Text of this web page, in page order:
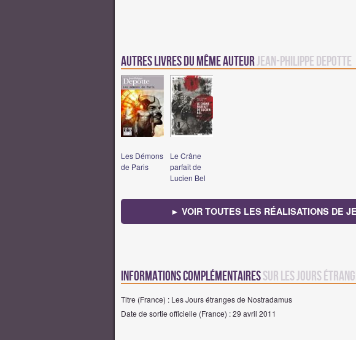
Autres Livres du même auteurJean-Philippe Depotte
Les Démons
de Paris
Le Crâne
parfait de
Lucien Bel
► VOIR TOUTES LES RÉALISATIONS DE
Informations complémentairessur Les Jours
Titre (France) : Les Jours étranges de Nostradamus
Date de sortie officielle (France) : 29 avril 2011